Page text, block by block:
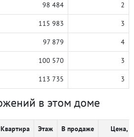
98 484 2
115 983 3
97 879 4
100 570 3
113 735 3
в этом доме
Квартира Этаж В продаже Цена, ₽